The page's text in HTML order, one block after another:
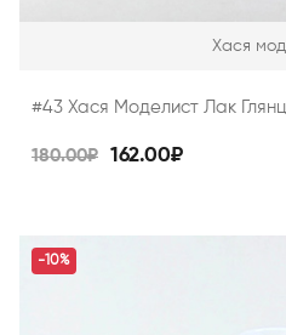
Хася
#43 Хася Моделист Лак
180.00₽ 162.00₽
-10%